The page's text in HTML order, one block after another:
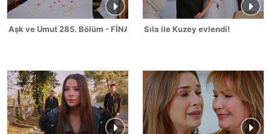
Aşk ve Umut 285. Bölüm - FİNAL Sıla ile Kuzey evlendi!